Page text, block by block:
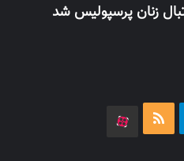
زنان پرسپولیس شد
تلگرام خوراک